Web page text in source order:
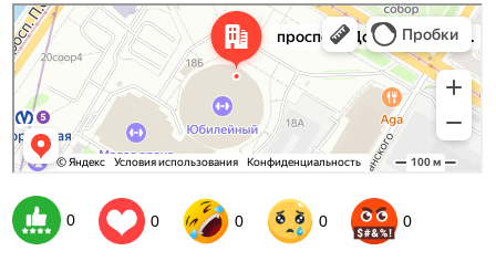
Санкт‑Петербург
Проспект Добролюбова, 18 — Яндекс Карты
0 0 0 0 0